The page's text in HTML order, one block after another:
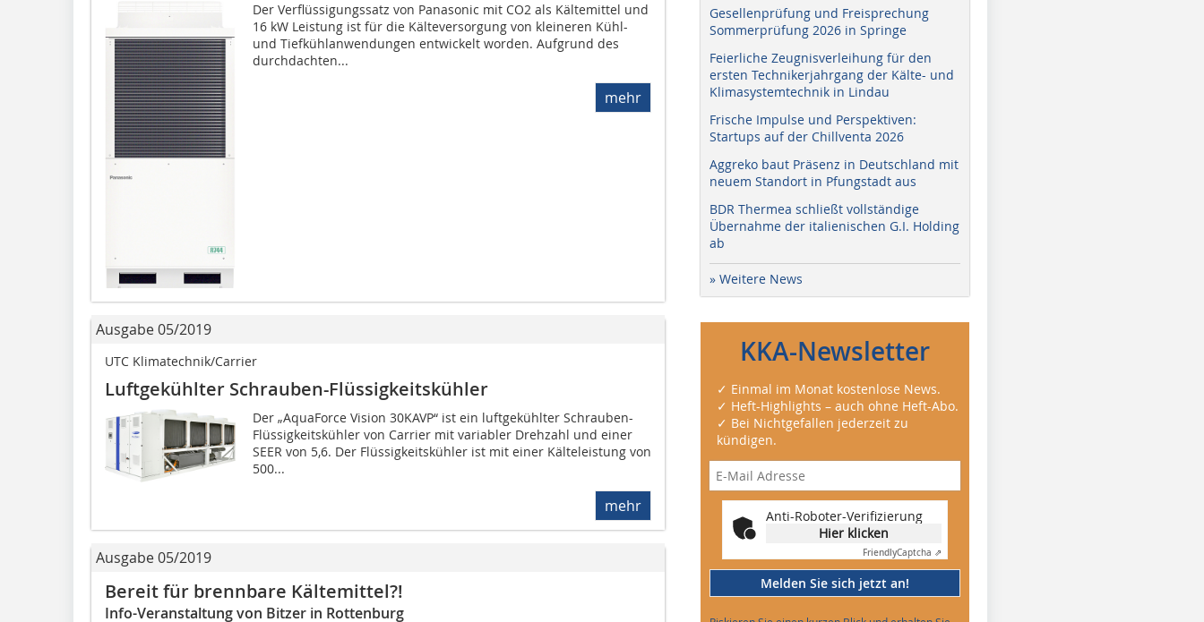
Der Verflüssigungssatz von Panasonic mit CO2 als Kältemittel und
16 kW Leistung ist für die Kälteversorgung von kleineren Kühl-
und Tiefkühlanwendungen entwickelt worden. Aufgrund des
durchdachten...
mehr
Ausgabe 05/2019
UTC Klimatechnik/Carrier
Luftgekühlter Schrauben-Flüssigkeitskühler
Der „AquaForce Vision 30KAVP“ ist ein luftgekühlter Schrauben-
Flüssigkeitskühler von Carrier mit variabler Drehzahl und einer
SEER von 5,6. Der Flüssigkeitskühler ist mit einer Kälteleistung von
500...
mehr
Ausgabe 05/2019
Bereit für brennbare Kältemittel?!
Info-Veranstaltung von Bitzer in Rottenburg
Gesellenprüfung und Freisprechung
Sommerprüfung 2026 in Springe
Feierliche Zeugnisverleihung für den
ersten Technikerjahrgang der Kälte- und
Klimasystemtechnik in Lindau
Frische Impulse und Perspektiven:
Startups auf der Chillventa 2026
Aggreko baut Präsenz in Deutschland mit
neuem Standort in Pfungstadt aus
BDR Thermea schließt vollständige
Übernahme der italienischen G.I. Holding
ab
» Weitere News
KKA-Newsletter
✓ Einmal im Monat kostenlose News.
✓ Heft-Highlights – auch ohne Heft-Abo.
✓ Bei Nichtgefallen jederzeit zu
kündigen.
Anti-Roboter-Verifizierung
Hier klicken
FriendlyCaptcha ⇗
Melden Sie sich jetzt an!